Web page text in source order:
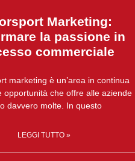
Marketing:
la passione in
commerciale
marketing è un’area in continua
opportunità che offre alle aziende
davvero molte. In questo
LEGGI TUTTO »